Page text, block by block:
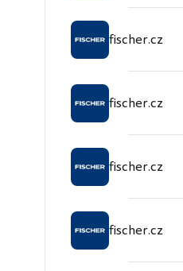
eximtours.cz
fischer.cz
fischer.cz
fischer.cz
fischer.cz